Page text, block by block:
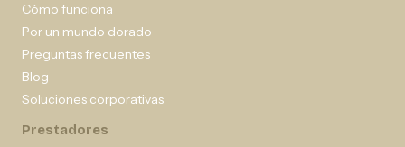
Cómo funciona
Por un mundo dorado
Preguntas frecuentes
Blog
Soluciones corporativas
Prestadores